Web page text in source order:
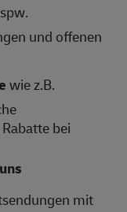
und offenen
wie z.B.
bei
mit